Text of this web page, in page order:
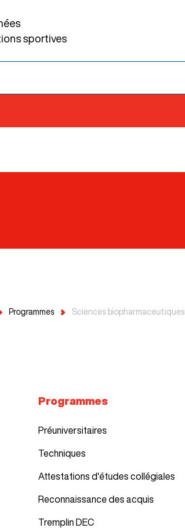
sportives
Programmes Sciences biopharmaceutiques
Programmes
Préuniversitaires
Techniques
Attestations d'études collégiales
Reconnaissance des acquis
Tremplin DEC